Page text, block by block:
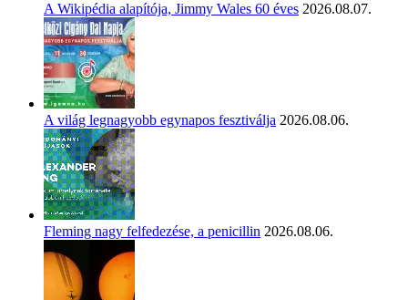
A Wikipédia alapítója, Jimmy Wales 60 éves 2026.08.07.
A világ legnagyobb egynapos fesztiválja 2026.08.06.
Fleming nagy felfedezése, a penicillin 2026.08.06.